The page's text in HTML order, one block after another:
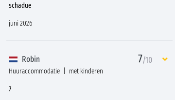
schadue
juni 2026
Robin 7/10
Huuraccommodatie met kinderen
7